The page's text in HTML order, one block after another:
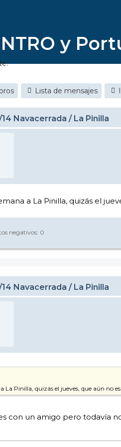
y
Lista de mensajes
Navacerrada / La Pinilla
a La Pinilla, quizás el
negativos: 0
Navacerrada / La Pinilla
La Pinilla, quizás el jueves, que aún no
con un amigo pero todavía